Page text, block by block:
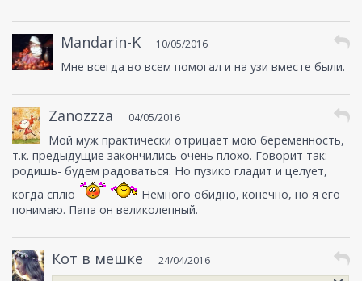
Mandarin-K 10/05/2016
Мне всегда во всем помогал и на узи вместе были.
Zanozzza 04/05/2016
Мой муж практически отрицает мою беременность,
т.к. предыдущие закончились очень плохо. Говорит так:
родишь- будем радоваться. Но пузико гладит и целует,
когда сплю
Немного обидно, конечно, но я его
понимаю. Папа он великолепный.
Кот в мешке
24/04/2016